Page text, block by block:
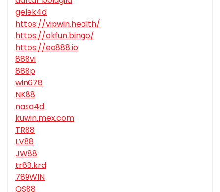
gelek4d
https://vipwin.health/
https://okfun.bingo/
https://ea888.io
888vi
888p
win678
NK88
nasa4d
kuwin.mex.com
TR88
LV88
JW88
tr88.krd
789WIN
QS88